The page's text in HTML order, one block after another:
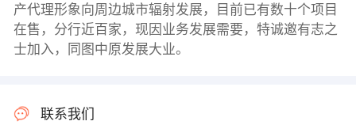
产代理形象向周边城市辐射发展，目前已有数十个项目
在售，分行近百家，现因业务发展需要，特诚邀有志之
士加入，同图中原发展大业。
联系我们